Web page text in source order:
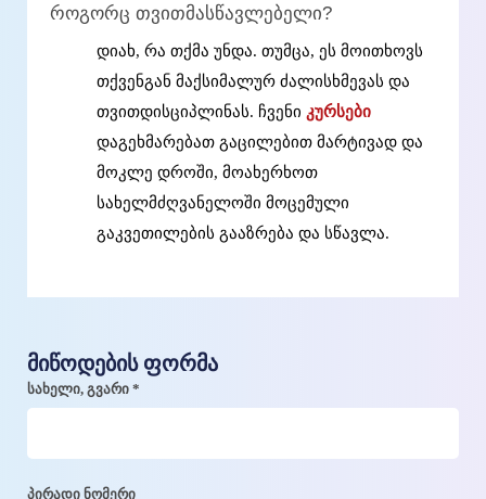
როგორც თვითმასწავლებელი?
დიახ, რა თქმა უნდა. თუმცა, ეს მოითხოვს
თქვენგან მაქსიმალურ ძალისხმევას და
თვითდისციპლინას. ჩვენი კურსები
დაგეხმარებათ გაცილებით მარტივად და
მოკლე დროში, მოახერხოთ
სახელმძღვანელოში მოცემული
გაკვეთილების გააზრება და სწავლა.
მიწოდების ფორმა
სახელი, გვარი *
პირადი ნომერი